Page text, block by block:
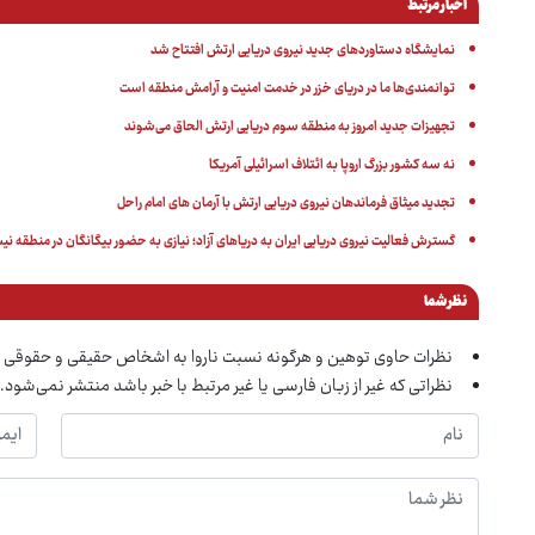
اخبار مرتبط
نمایشگاه دستاوردهای جدید نیروی دریایی ارتش افتتاح شد
توانمندی‌ها ما در دریای خزر در خدمت امنیت و آرامش منطقه است
تجهیزات جدید امروز به منطقه سوم دریایی ارتش الحاق می‌شوند
نه سه کشور بزرگ اروپا به ائتلاف اسرائیلی آمریکا
تجدید میثاق فرماندهان نیروی دریایی ارتش با آرمان های امام راحل
گسترش فعالیت نیروی دریایی ایران به دریاهای آزاد؛ نیازی به حضور بیگانگان در منطقه
نظر شما
نظرات حاوی توهین و هرگونه نسبت ناروا به اشخاص حقیقی و
نظراتی که غیر از زبان فارسی یا غیر مرتبط با خبر باشد منتشر نمی‌شود.